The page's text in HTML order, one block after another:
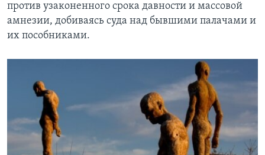
против узаконенного срока давности и массовой
амнезии, добиваясь суда над бывшими палачами и
их пособниками.